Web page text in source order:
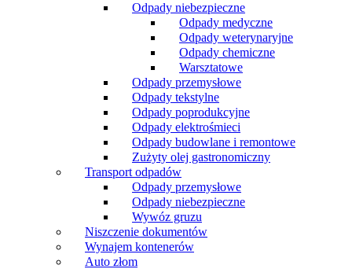
Odpady niebezpieczne
Odpady medyczne
Odpady weterynaryjne
Odpady chemiczne
Warsztatowe
Odpady przemysłowe
Odpady tekstylne
Odpady poprodukcyjne
Odpady elektrośmieci
Odpady budowlane i remontowe
Zużyty olej gastronomiczny
Transport odpadów
Odpady przemysłowe
Odpady niebezpieczne
Wywóz gruzu
Niszczenie dokumentów
Wynajem kontenerów
Auto złom